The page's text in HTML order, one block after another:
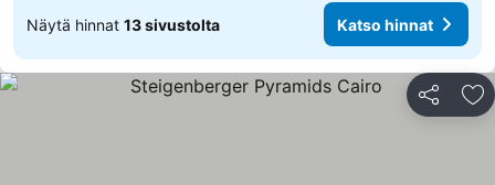
Näytä hinnat 13 sivustolta Katso hinnat
Jaa